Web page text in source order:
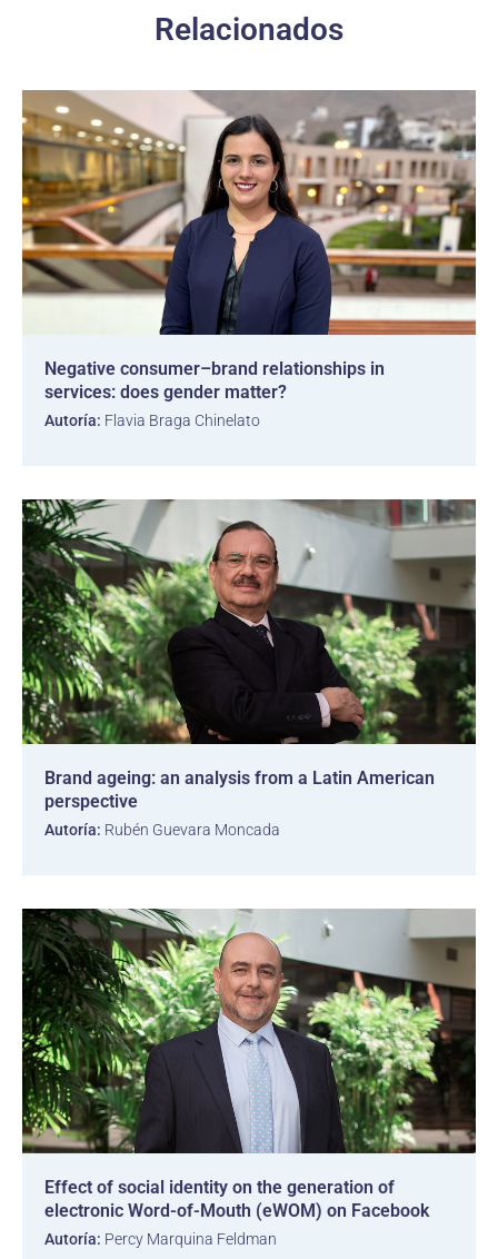
Relacionados
Negative consumer–brand relationships in
services: does gender matter?
Autoría: Flavia Braga Chinelato
Brand ageing: an analysis from a Latin American
perspective
Autoría: Rubén Guevara Moncada
Effect of social identity on the generation of
electronic Word-of-Mouth (eWOM) on Facebook
Autoría: Percy Marquina Feldman